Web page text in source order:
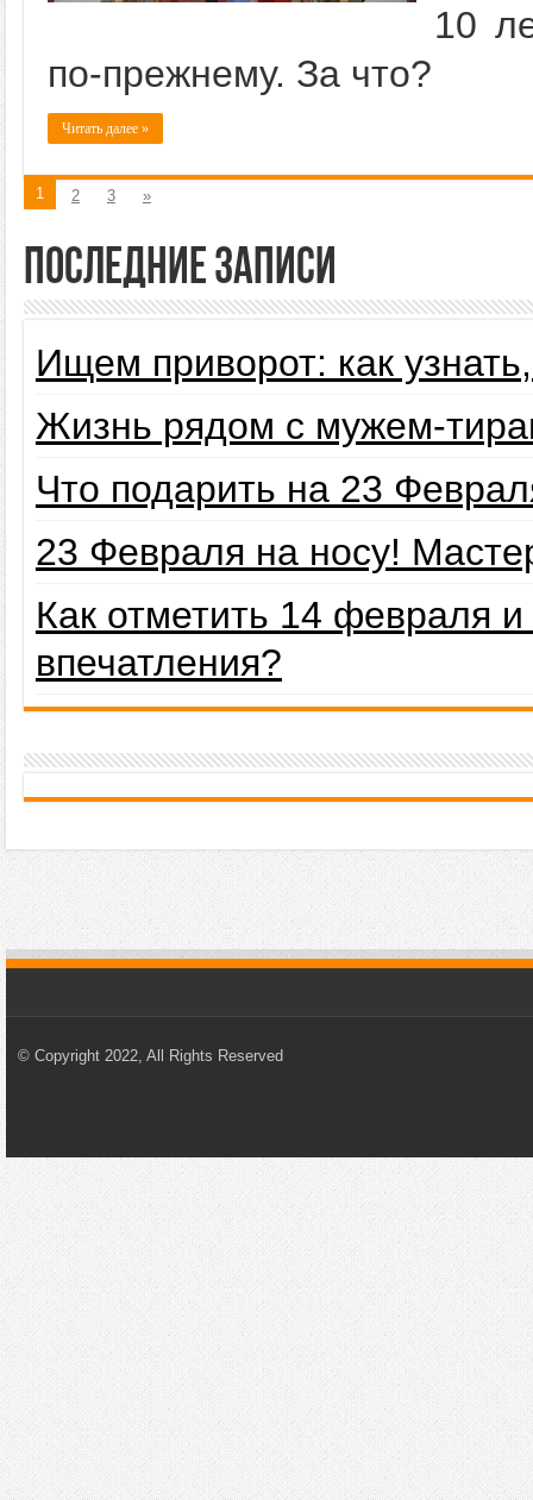
10
по-прежнему. За что?
Читать далее »
1 2 3 »
Последние записи
Ищем приворот: как
Жизнь рядом с мужем-
Что подарить на 23
23 Февраля на носу!
Как отметить 14 февраля
впечатления?
© Copyright 2022, All Rights Reserved